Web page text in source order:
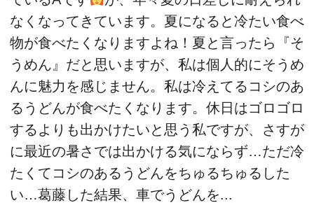
なくなってきています。夏になると冷たい食べ
物が食べたくなりますよね！夏と言ったら『そ
うめん』だと思いますが、私は個人的にそうめ
んに魅力を感じません。私は冷えてるコシのあ
るうどんが食べたくなります。休日はゴロゴロ
するよりも出かけたいと思う私ですが、さすが
に最近の暑さでは出かける気にならず…ただ冷
たくてコシのあるうどんをちゅるちゅるした
い…葛藤した結果、車でうどんを...